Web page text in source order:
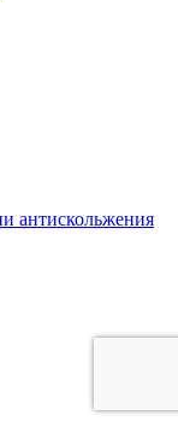
антискольжения